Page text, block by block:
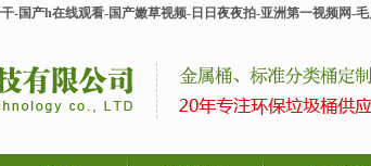
-国产h在线观看-国产嫩草视频-日日夜夜拍-亚洲第一视频网-